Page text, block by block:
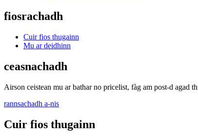
fiosrachadh
Cuir fios thugainn
Mu ar deidhinn
ceasnachadh
Airson ceistean mu ar bathar no pricelist, fàg am post-d agad
rannsachadh a-nis
Cuir fios thugainn